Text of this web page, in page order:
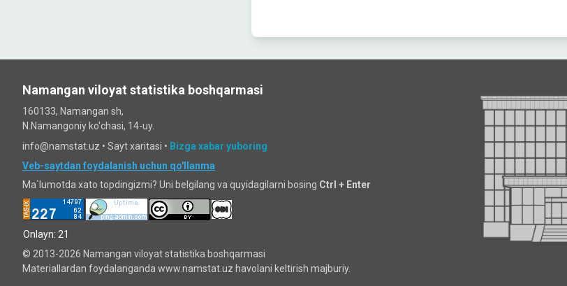
Namangan viloyat statistika boshqarmasi
160133, Namangan sh,
N.Namangoniy ko'chasi, 14-uy.
info@namstat.uz • Sayt xaritasi • Bizga xabar yuboring
Veb-saytdan foydalanish uchun qo'llanma
Ma`lumotda xato topdingizmi? Uni belgilang va quyidagilarni bosing Ctrl + Enter
Onlayn: 21
© 2013-2026 Namangan viloyat statistika boshqarmasi
Materiallardan foydalanganda www.namstat.uz havolani keltirish majburiy.